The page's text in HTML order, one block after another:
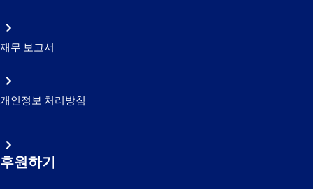
재무 보고서
개인정보 처리방침
후원하기